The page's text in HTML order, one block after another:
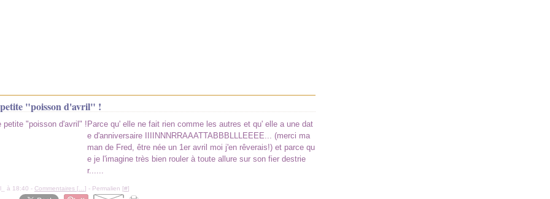
"poisson d'avril" !
Parce qu' elle ne fait rien comme les autres et qu' elle a une dat
e d'anniversaire IIIINNNRRAAATTABBBLLLEEEE... (merci ma
man de Fred, être née un 1er avril moi j'en rêverais!) et parce qu
e je l'imagine très bien rouler à toute allure sur son fier destrie
r......
à 18:40 - Commentaires [ ] - Permalien [#]